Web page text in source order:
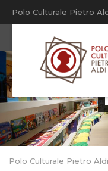
Polo Culturale Pietro
Polo Culturale Pietro Aldi